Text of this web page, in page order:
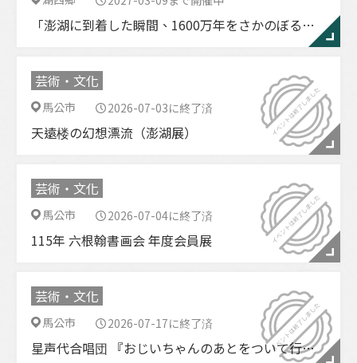
「澎湖に到着した瞬間、1600万年をさかのぼる旅へ」— 潘氏澎湖ワニ化石レプリカ、澎湖空港で展示中
芸術・文化
馬公市 2026-07-03に終了済
天遠楼の幻想漂流（澎湖展）
芸術・文化
馬公市 2026-07-04に終了済
115年 六根翰書画会 年度会員展
芸術・文化
馬公市 2026-07-17に終了済
星声代合唱団 『おじいちゃんのあとをついて行く子』合唱シアター・コンサート